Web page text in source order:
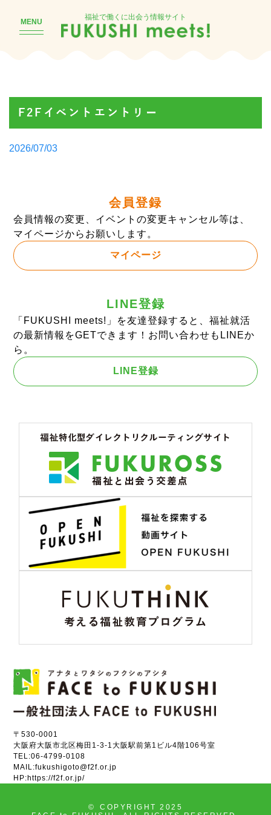
MENU
福祉で働くに出会う情報サイト
F2Fイベントエントリー
Posted
2026/07/03
会員登録
会員情報の変更、イベントの変更キャンセル等は、
マイページからお願いします。
マイページ
LINE登録
「FUKUSHI meets!」を友達登録すると、福祉就活
の最新情報をGETできます！お問い合わせもLINEか
ら。
LINE登録
〒530-0001
大阪府大阪市北区梅田1-3-1大阪駅前第1ビル4階106号室
TEL:06-4799-0108
MAIL:fukushigoto@f2f.or.jp
HP:https://f2f.or.jp/
©
COPYRIGHT 2025